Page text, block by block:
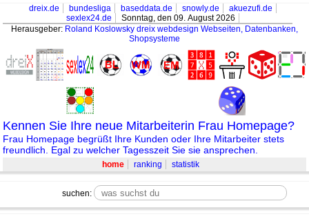
dreix.de bundesliga baseddata.de snowly.de
akuezufi.de
sexlex24.de
Sonntag, den 09. August 2026
Herausgeber: Roland Koslowsky dreix webdesign Webseiten, Datenbanken,
Shopsysteme
Kennen Sie Ihre neue Mitarbeiterin Frau Homepage?
Frau Homepage begrüßt Ihre Kunden oder Ihre Mitarbeiter stets
freundlich. Egal zu welcher Tagesszeit Sie sie ansprechen.
home ranking statistik
suchen: